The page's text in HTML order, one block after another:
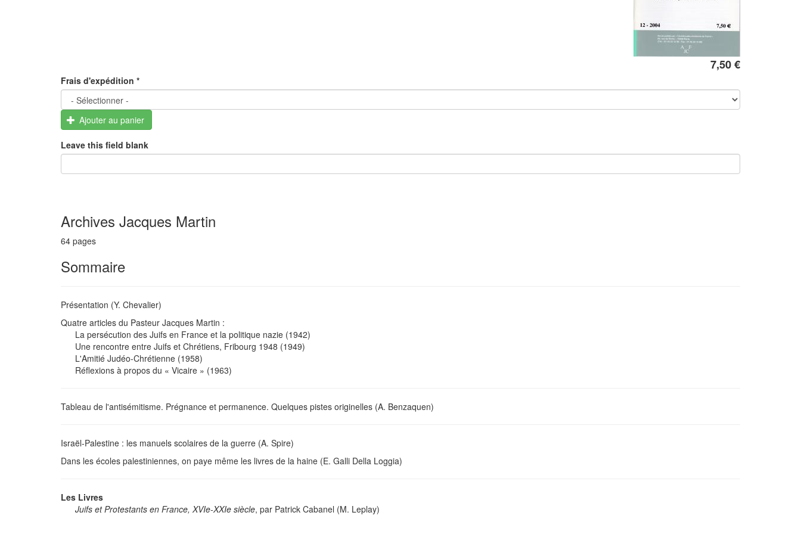
7,50 €
Frais d'expédition *
Ajouter au panier
Leave this field blank
Archives Jacques Martin
64 pages
Sommaire
Présentation (Y. Chevalier)
Quatre articles du Pasteur Jacques Martin :
La persécution des Juifs en France et la politique nazie (1942)
Une rencontre entre Juifs et Chrétiens, Fribourg 1948 (1949)
L'Amitié Judéo-Chrétienne (1958)
Réflexions à propos du « Vicaire » (1963)
Tableau de l'antisémitisme. Prégnance et permanence. Quelques pistes originelles (A. Benzaquen)
Israël-Palestine : les manuels scolaires de la guerre (A. Spire)
Dans les écoles palestiniennes, on paye même les livres de la haine (E. Galli Della Loggia)
Les Livres
Juifs et Protestants en France, XVIe-XXIe siècle, par Patrick Cabanel (M. Leplay)